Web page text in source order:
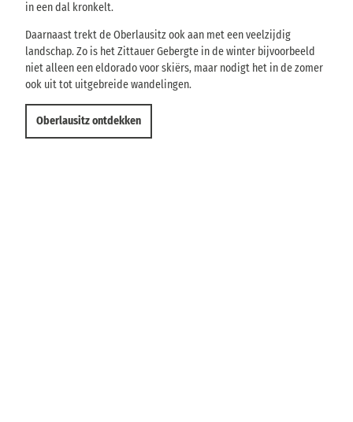
in een dal kronkelt.
Daarnaast trekt de Oberlausitz ook aan met een veelzijdig
landschap. Zo is het Zittauer Gebergte in de winter bijvoorbeeld
niet alleen een eldorado voor skiërs, maar nodigt het in de zomer
ook uit tot uitgebreide wandelingen.
Oberlausitz ontdekken